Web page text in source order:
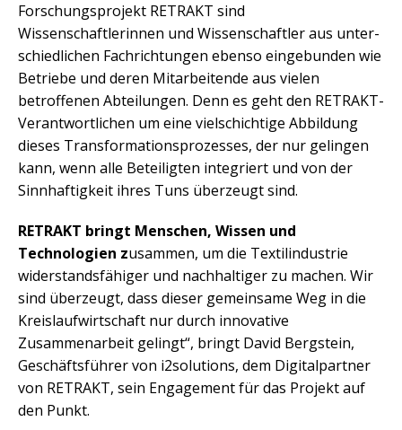
Forschungsprojekt RETRAKT sind
Wissenschaftlerinnen und Wissenschaftler aus unter-
schiedlichen Fachrichtungen ebenso eingebunden wie
Betriebe und deren Mitarbeitende aus vielen
betroffenen Abteilungen. Denn es geht den RETRAKT-
Verantwortlichen um eine vielschichtige Abbildung
dieses Transformationsprozesses, der nur gelingen
kann, wenn alle Beteiligten integriert und von der
Sinnhaftigkeit ihres Tuns überzeugt sind.
RETRAKT bringt Menschen, Wissen und
Technologien zusammen, um die Textilindustrie
widerstandsfähiger und nachhaltiger zu machen. Wir
sind überzeugt, dass dieser gemeinsame Weg in die
Kreislaufwirtschaft nur durch innovative
Zusammenarbeit gelingt“, bringt David Bergstein,
Geschäftsführer von i2solutions, dem Digitalpartner
von RETRAKT, sein Engagement für das Projekt auf
den Punkt.